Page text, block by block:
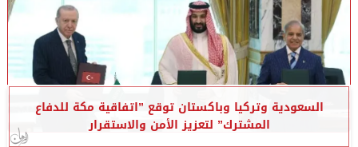
السعودية وتركيا وباكستان توقع ”اتفاقية مكة للدفاع
المشترك” لتعزيز الأمن والاستقرار